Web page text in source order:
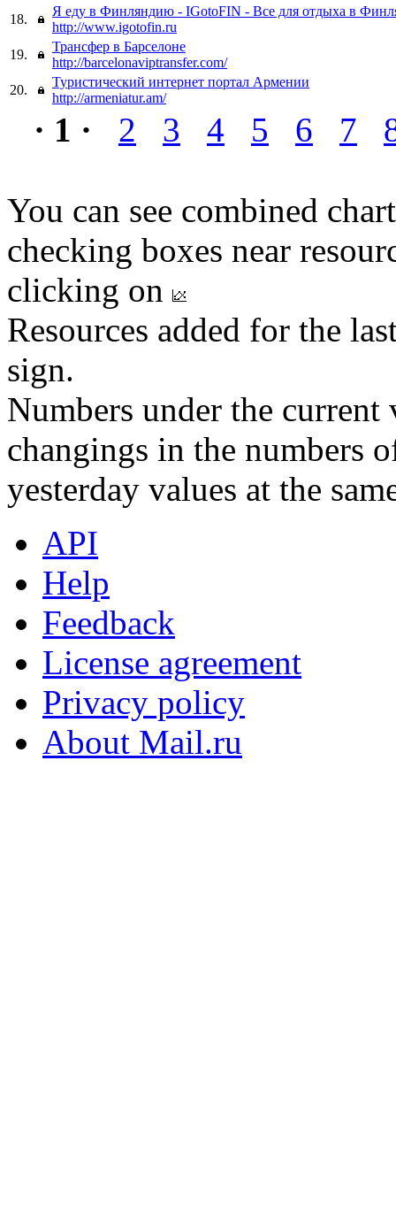
18.
Я еду в Финляндию - IGotoFIN - Все для отдыха в
http://www.igotofin.ru
19.
Трансфер в Барселоне
http://barcelonaviptransfer.com/
20.
Туристический интернет портал Армении
http://armeniatur.am/
· 1 · 2 3 4 5 6 7
You can see combined
checking boxes near
clicking on
Resources added for the
sign.
Numbers under the
changings in the numbers
yesterday values at the
API
Help
Feedback
License agreement
Privacy policy
About Mail.ru